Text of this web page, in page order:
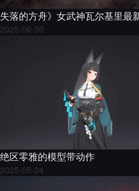
失落的方舟》女武神瓦尔基里最
2025-06-30
绝区零雅的模型带动作
2025-05-24